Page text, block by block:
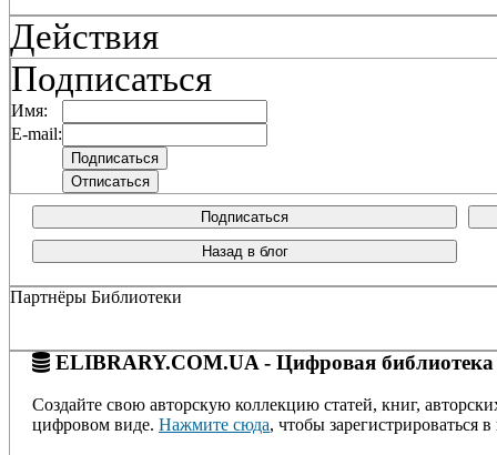
Действия
Подписаться
Имя:
E-mail:
Подписаться
Назад в блог
Партнёры Библиотеки
ELIBRARY.COM.UA - Цифровая библиотека
Создайте свою авторскую коллекцию статей, книг,
цифровом виде. Нажмите сюда, чтобы зарегистрироваться в